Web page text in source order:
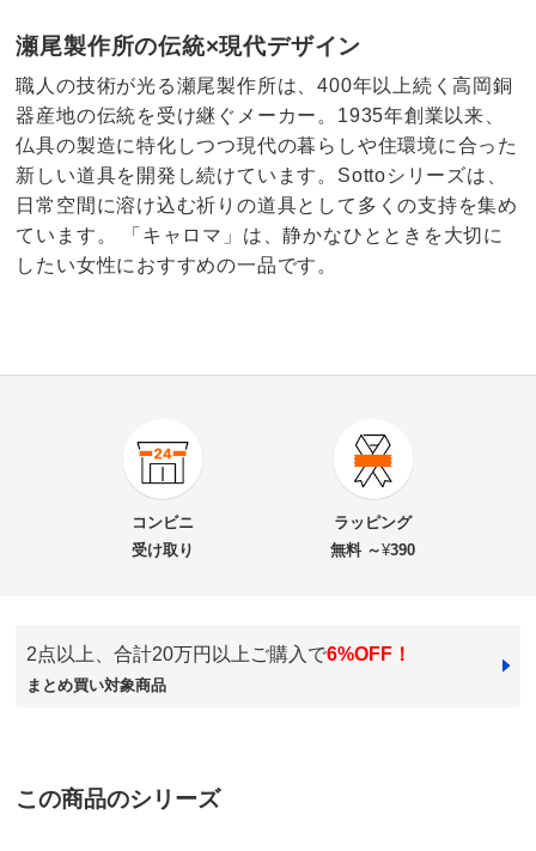
瀬尾製作所の伝統×現代デザイン
職人の技術が光る瀬尾製作所は、400年以上続く高岡銅
器産地の伝統を受け継ぐメーカー。1935年創業以来、
仏具の製造に特化しつつ現代の暮らしや住環境に合った
新しい道具を開発し続けています。Sottoシリーズは、
日常空間に溶け込む祈りの道具として多くの支持を集め
ています。 「キャロマ」は、静かなひとときを大切に
したい女性におすすめの一品です。
900-6605-03
Sotto（ソット）【キャロマ】 お香たて・お線香たて
送料・送料種
別
基本配送料：¥880
※お届け先が同じであれば複数個ご購入いただいても¥880です。
■色：（ア）ゴールド （イ）シルバー
■サイズ：約直径7.2高さ4.7cm・重さ約240g
ゴールド
えめで、静かにそこにあるって感じなんですが、とても
コンビニ
受け取り
ラッピング
無料 ～¥390
2点以上、合計20万円以上ご購入で6%OFF！
まとめ買い対象商品
この商品のシリーズ